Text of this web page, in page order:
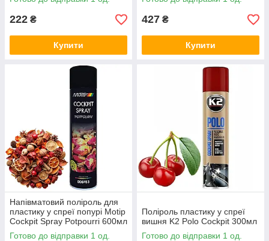
222 ₴
Купити
427 ₴
Купити
Напівматовий поліроль для
пластику у спреї попурі Motip
Cockpit Spray Potpourri 600мл
Готово до відправки 1 од.
Поліроль пластику у спреї
вишня K2 Polo Cockpit 300мл
Готово до відправки 1 од.